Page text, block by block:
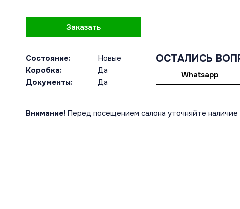
Заказать
Состояние:
Новые
Коробка:
Да
Документы:
Да
ОСТАЛИСЬ
Whatsapp
Внимание! Перед посещением салона уточняйте наличие